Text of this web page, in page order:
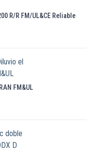
R/R FM/UL&CE Reliable
FM&UL